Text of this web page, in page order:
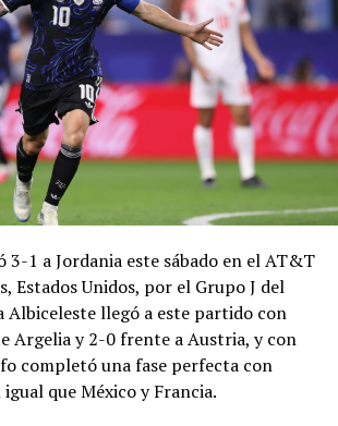
1 a Jordania este sábado en el AT&T
Estados Unidos, por el Grupo J del
Albiceleste llegó a este partido con
Argelia y 2-0 frente a Austria, y con
completó una fase perfecta con
que México y Francia.